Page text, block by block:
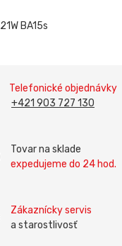
BA15s
Telefonické objednávky
+421 903 727 130
Tovar na sklade
expedujeme do 24 hod.
Zákaznícky servis
a starostlivosť